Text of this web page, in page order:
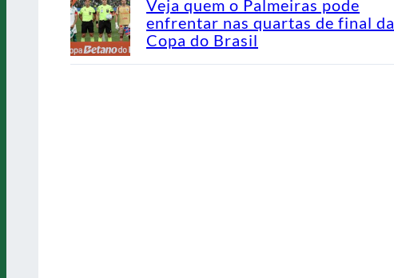
Veja quem o Palmeiras pode
enfrentar nas quartas de final da
Copa do Brasil